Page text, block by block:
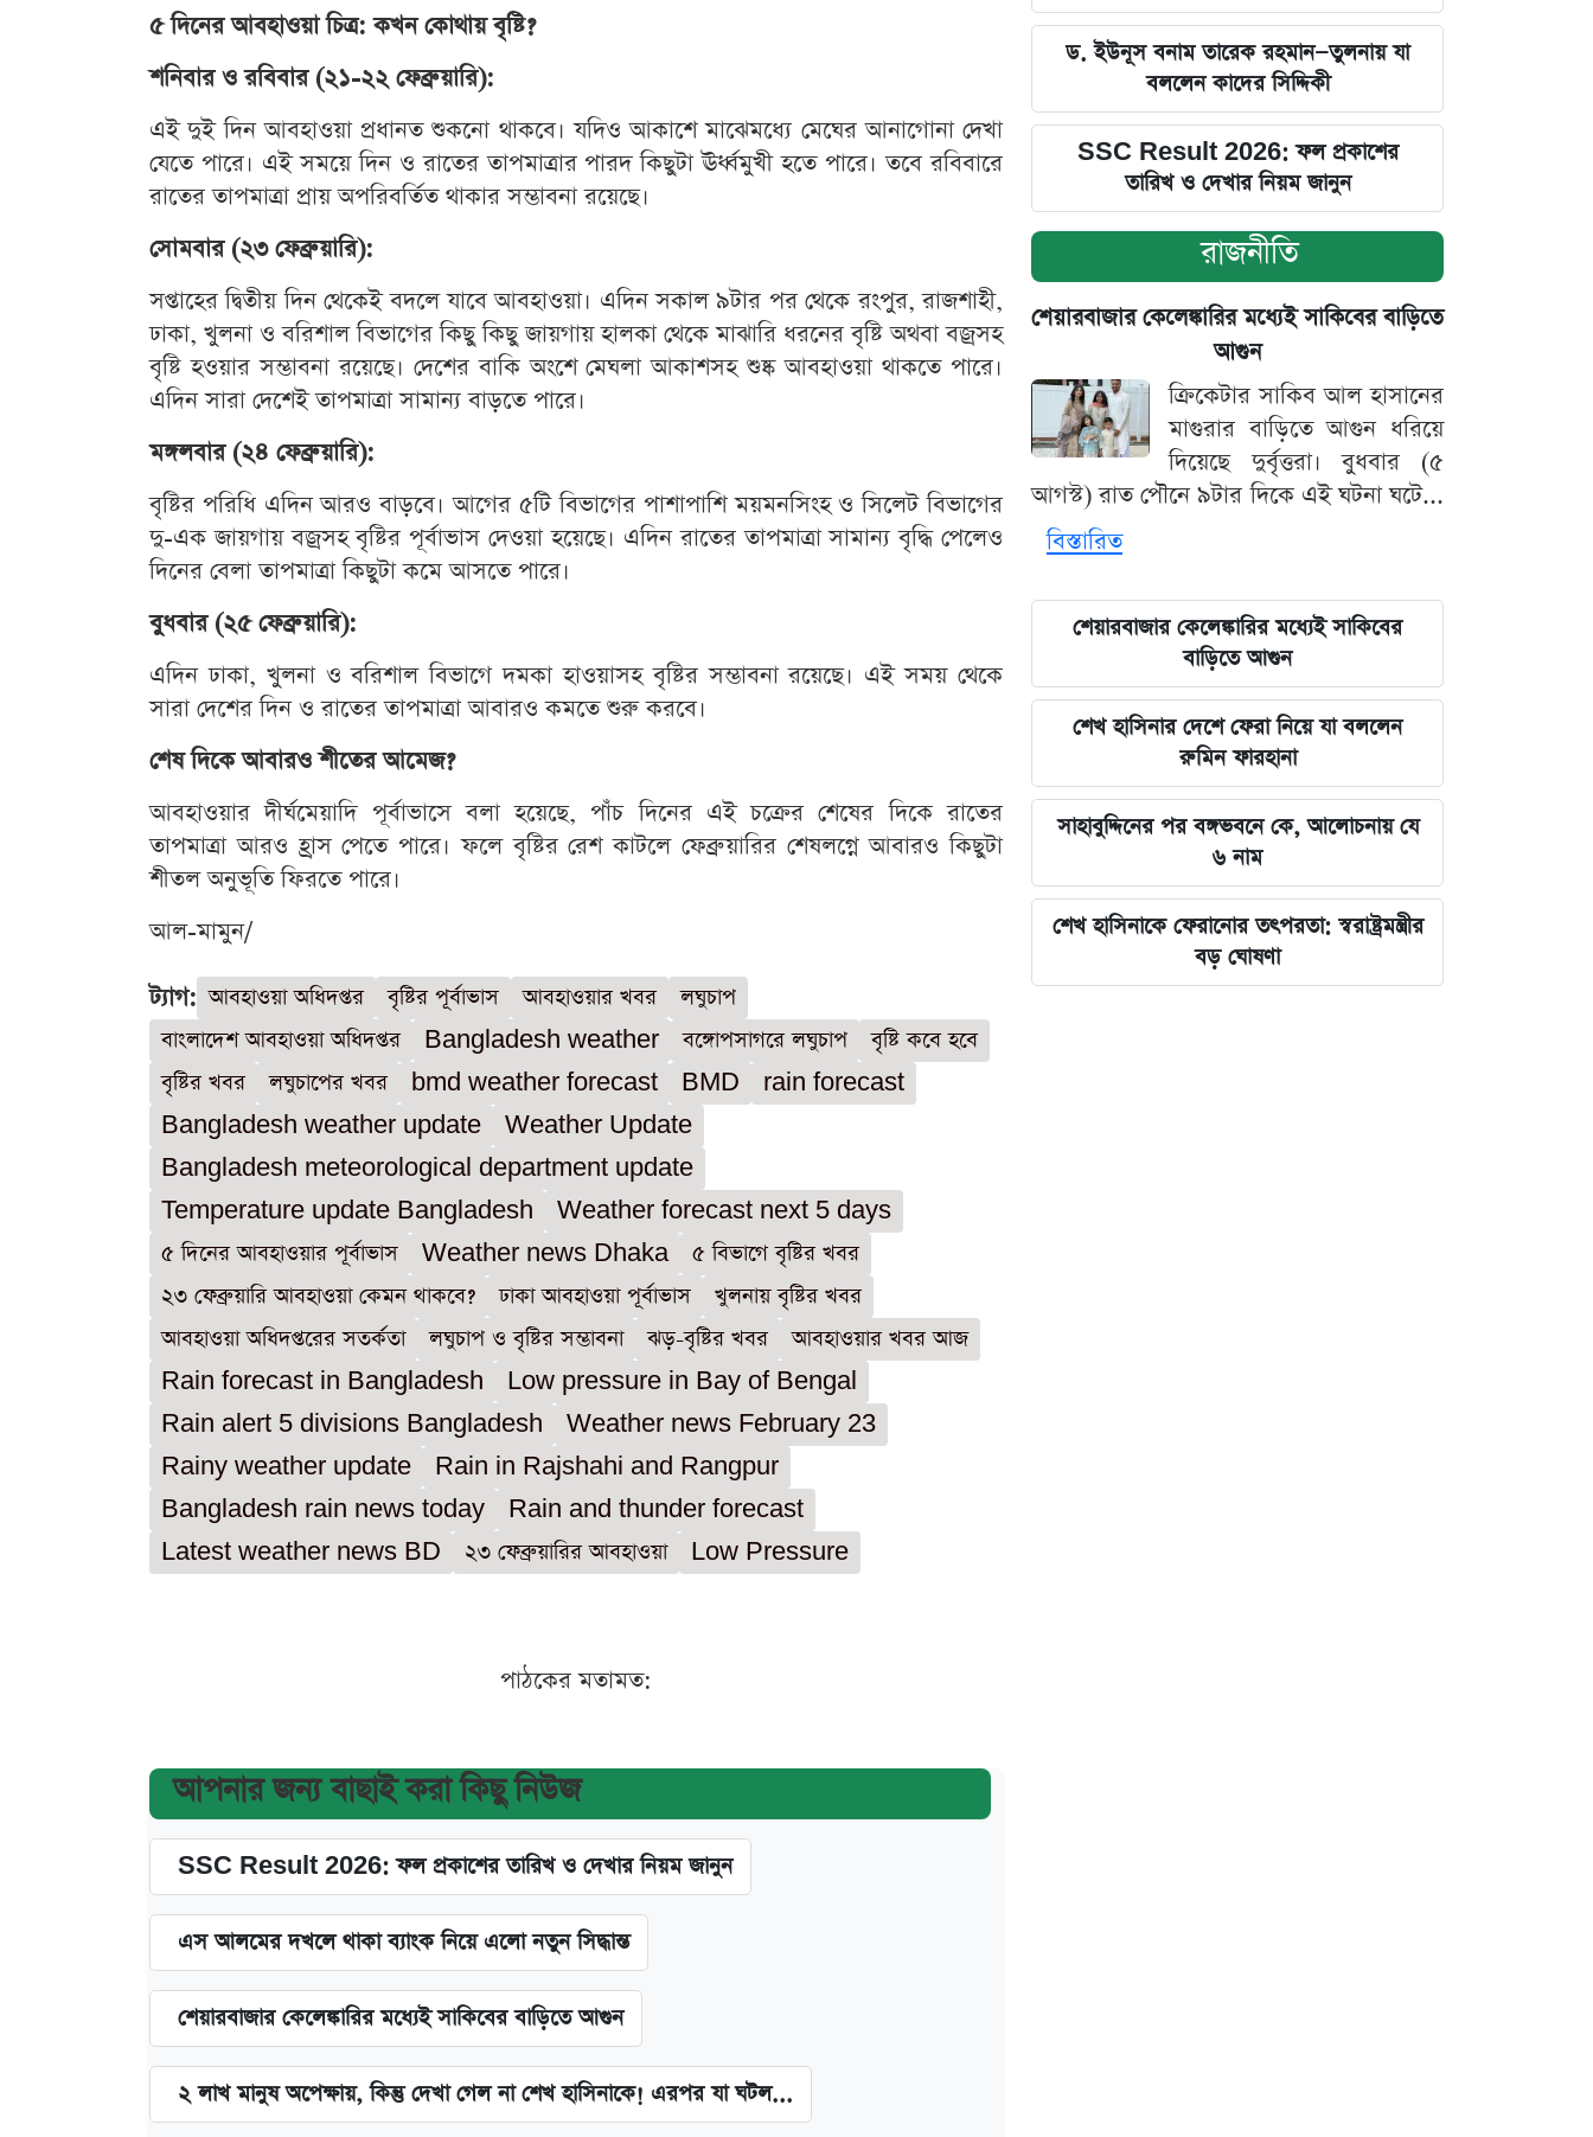
৫ দিনের আবহাওয়া চিত্র: কখন কোথায় বৃষ্টি?
শনিবার ও রবিবার (২১-২২ ফেব্রুয়ারি):
এই দুই দিন আবহাওয়া প্রধানত শুকনো থাকবে। যদিও আকাশে মাঝেমধ্যে মেঘের আনাগোনা দেখা
যেতে পারে। এই সময়ে দিন ও রাতের তাপমাত্রার পারদ কিছুটা ঊর্ধ্বমুখী হতে পারে। তবে রবিবারে
রাতের তাপমাত্রা প্রায় অপরিবর্তিত থাকার সম্ভাবনা রয়েছে।
সোমবার (২৩ ফেব্রুয়ারি):
সপ্তাহের দ্বিতীয় দিন থেকেই বদলে যাবে আবহাওয়া। এদিন সকাল ৯টার পর থেকে রংপুর, রাজশাহী,
ঢাকা, খুলনা ও বরিশাল বিভাগের কিছু কিছু জায়গায় হালকা থেকে মাঝারি ধরনের বৃষ্টি অথবা বজ্রসহ
বৃষ্টি হওয়ার সম্ভাবনা রয়েছে। দেশের বাকি অংশে মেঘলা আকাশসহ শুষ্ক আবহাওয়া থাকতে পারে।
এদিন সারা দেশেই তাপমাত্রা সামান্য বাড়তে পারে।
মঙ্গলবার (২৪ ফেব্রুয়ারি):
বৃষ্টির পরিধি এদিন আরও বাড়বে। আগের ৫টি বিভাগের পাশাপাশি ময়মনসিংহ ও সিলেট বিভাগের
দু-এক জায়গায় বজ্রসহ বৃষ্টির পূর্বাভাস দেওয়া হয়েছে। এদিন রাতের তাপমাত্রা সামান্য বৃদ্ধি পেলেও
দিনের বেলা তাপমাত্রা কিছুটা কমে আসতে পারে।
বুধবার (২৫ ফেব্রুয়ারি):
এদিন ঢাকা, খুলনা ও বরিশাল বিভাগে দমকা হাওয়াসহ বৃষ্টির সম্ভাবনা রয়েছে। এই সময় থেকে
সারা দেশের দিন ও রাতের তাপমাত্রা আবারও কমতে শুরু করবে।
শেষ দিকে আবারও শীতের আমেজ?
আবহাওয়ার দীর্ঘমেয়াদি পূর্বাভাসে বলা হয়েছে, পাঁচ দিনের এই চক্রের শেষের দিকে রাতের
তাপমাত্রা আরও হ্রাস পেতে পারে। ফলে বৃষ্টির রেশ কাটলে ফেব্রুয়ারির শেষলগ্নে আবারও কিছুটা
শীতল অনুভূতি ফিরতে পারে।
আল-মামুন/
ট্যাগ: আবহাওয়া অধিদপ্তর বৃষ্টির পূর্বাভাস আবহাওয়ার খবর
লঘুচাপ
বাংলাদেশ আবহাওয়া অধিদপ্তর
Bangladesh weather বঙ্গোপসাগরে লঘুচাপ
বৃষ্টি কবে হবে
বৃষ্টির খবর
লঘুচাপের খবর bmd weather forecast BMD
rain forecast
Bangladesh weather update
Weather Update
Bangladesh meteorological department update
Temperature update Bangladesh
Weather forecast next 5 days
৫ দিনের আবহাওয়ার পূর্বাভাস
Weather news Dhaka
৫ বিভাগে বৃষ্টির খবর
২৩ ফেব্রুয়ারি আবহাওয়া কেমন থাকবে?
ঢাকা আবহাওয়া পূর্বাভাস
খুলনায় বৃষ্টির খবর
আবহাওয়া অধিদপ্তরের সতর্কতা
লঘুচাপ ও বৃষ্টির সম্ভাবনা ঝড়-বৃষ্টির খবর
আবহাওয়ার খবর আজ
Rain forecast in Bangladesh
Low pressure in Bay of Bengal
Rain alert 5 divisions Bangladesh
Weather news February 23
Rainy weather update
Rain in Rajshahi and Rangpur
Bangladesh rain news today
Rain and thunder forecast
Latest weather news BD
২৩ ফেব্রুয়ারির আবহাওয়া Low Pressure
পাঠকের মতামত:
আপনার জন্য বাছাই করা কিছু নিউজ
SSC Result 2026: ফল প্রকাশের তারিখ ও দেখার নিয়ম জানুন
এস আলমের দখলে থাকা ব্যাংক নিয়ে এলো নতুন সিদ্ধান্ত
শেয়ারবাজার কেলেঙ্কারির মধ্যেই সাকিবের বাড়িতে আগুন
২ লাখ মানুষ অপেক্ষায়, কিন্তু দেখা গেল না শেখ হাসিনাকে! এরপর যা ঘটল...
ড. ইউনূস বনাম তারেক রহমান—তুলনায় যা
বললেন কাদের সিদ্দিকী
SSC Result 2026: ফল প্রকাশের
তারিখ ও দেখার নিয়ম জানুন
রাজনীতি
শেয়ারবাজার কেলেঙ্কারির মধ্যেই সাকিবের বাড়িতে
আগুন
ক্রিকেটার সাকিব আল হাসানের
মাগুরার বাড়িতে আগুন ধরিয়ে
দিয়েছে দুর্বৃত্তরা। বুধবার (৫
আগস্ট) রাত পৌনে ৯টার দিকে এই ঘটনা ঘটে...
বিস্তারিত
শেয়ারবাজার কেলেঙ্কারির মধ্যেই সাকিবের
বাড়িতে আগুন
শেখ হাসিনার দেশে ফেরা নিয়ে যা বললেন
রুমিন ফারহানা
সাহাবুদ্দিনের পর বঙ্গভবনে কে, আলোচনায় যে
৬ নাম
শেখ হাসিনাকে ফেরানোর তৎপরতা: স্বরাষ্ট্রমন্ত্রীর
বড় ঘোষণা